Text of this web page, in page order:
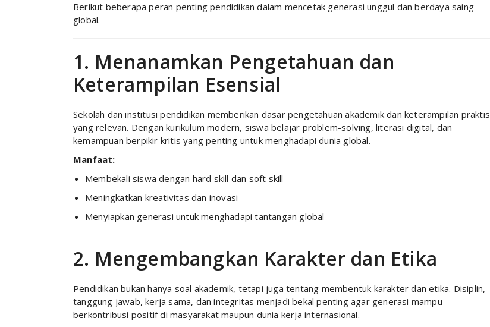
Berikut beberapa peran penting pendidikan dalam mencetak generasi unggul dan berdaya saing
global.
1. Menanamkan Pengetahuan dan
Keterampilan Esensial
Sekolah dan institusi pendidikan memberikan dasar pengetahuan akademik dan keterampilan praktis
yang relevan. Dengan kurikulum modern, siswa belajar problem-solving, literasi digital, dan
kemampuan berpikir kritis yang penting untuk menghadapi dunia global.
Manfaat:
Membekali siswa dengan hard skill dan soft skill
Meningkatkan kreativitas dan inovasi
Menyiapkan generasi untuk menghadapi tantangan global
2. Mengembangkan Karakter dan Etika
Pendidikan bukan hanya soal akademik, tetapi juga tentang membentuk karakter dan etika. Disiplin,
tanggung jawab, kerja sama, dan integritas menjadi bekal penting agar generasi mampu
berkontribusi positif di masyarakat maupun dunia kerja internasional.